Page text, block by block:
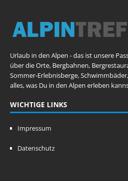
Urlaub in den Alpen - das ist unsere
über die Orte, Bergbahnen,
Sommer-Erlebnisberge,
alles, was Du in den Alpen erleben
WICHTIGE LINKS
Impressum
Datenschutz